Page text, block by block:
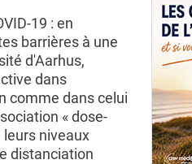
19 : en
barrières à une
d'Aarhus,
dans
comme dans celui
« dose-
niveaux
distanciation